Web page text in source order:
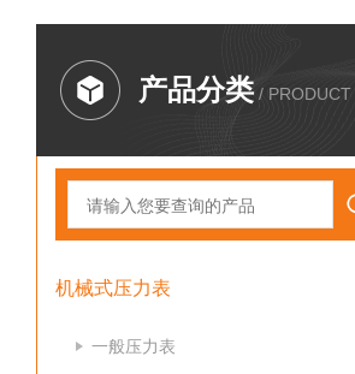
产品分类 / PRODUCT
机械式压力表
一般压力表